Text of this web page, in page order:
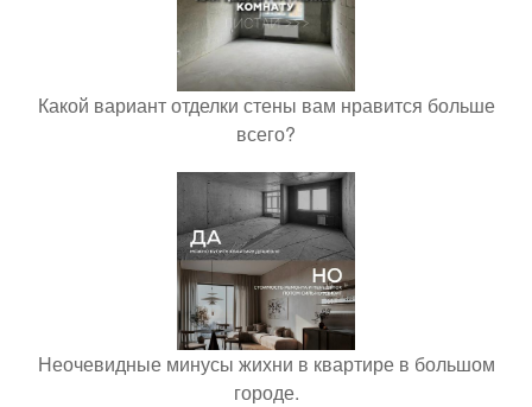
Какой вариант отделки стены вам нравится больше
всего?
Неочевидные минусы жихни в квартире в большом
городе.